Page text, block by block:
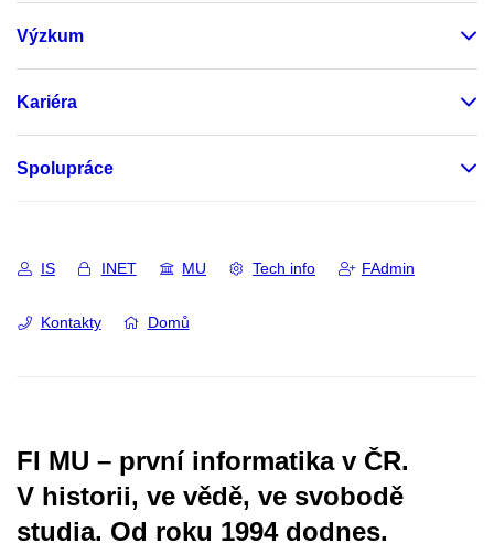
Výzkum
Kariéra
Spolupráce
IS INET MU Tech info FAdmin
Kontakty Domů
FI MU – první informatika v ČR.
V historii, ve vědě, ve svobodě
studia. Od roku 1994 dodnes.